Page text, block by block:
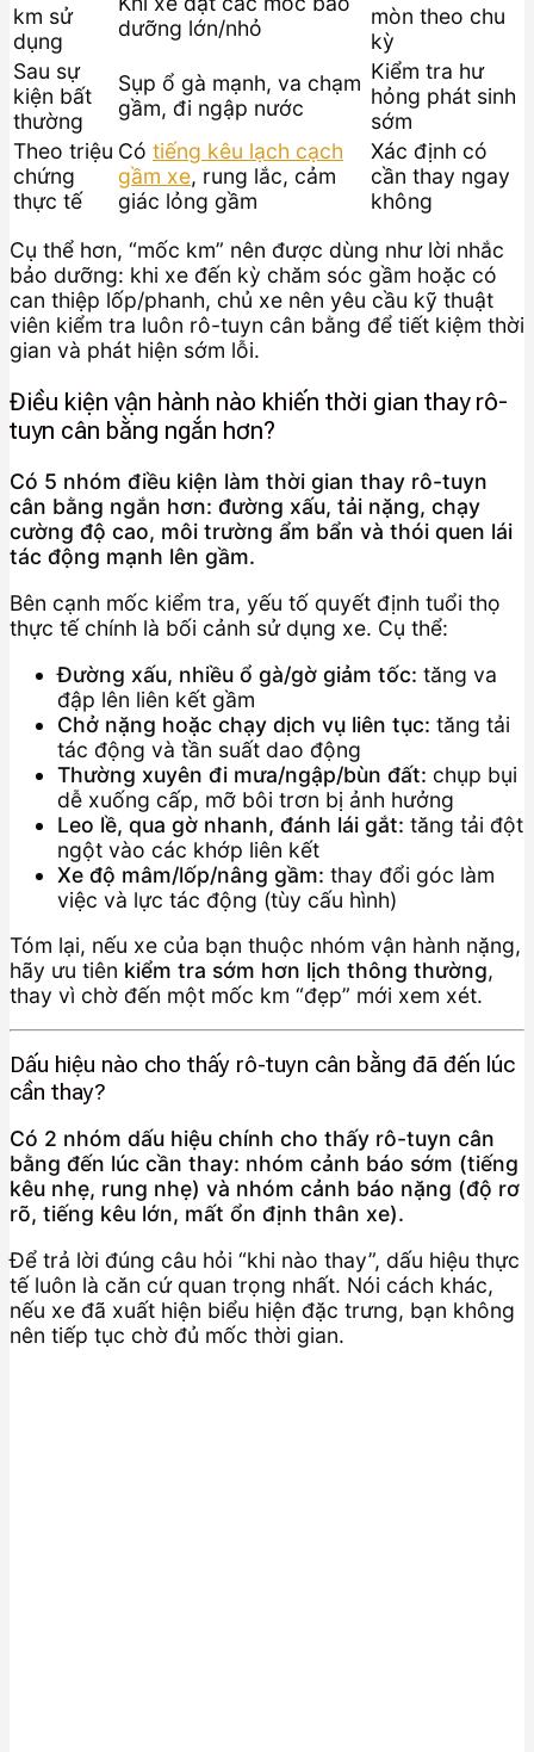
km sử
dụng
dưỡng lớn/nhỏ
mòn theo chu
kỳ
Sau sự
kiện bất
thường
Sụp ổ gà mạnh, va chạm
gầm, đi ngập nước
Kiểm tra hư
hỏng phát sinh
sớm
Theo triệu
chứng
thực tế
Có tiếng kêu lạch cạch
gầm xe, rung lắc, cảm
giác lỏng gầm
Xác định có
cần thay ngay
không
Cụ thể hơn, “mốc km” nên được dùng như lời nhắc
bảo dưỡng: khi xe đến kỳ chăm sóc gầm hoặc có
can thiệp lốp/phanh, chủ xe nên yêu cầu kỹ thuật
viên kiểm tra luôn rô-tuyn cân bằng để tiết kiệm thời
gian và phát hiện sớm lỗi.
Điều kiện vận hành nào khiến thời gian thay rô-
tuyn cân bằng ngắn hơn?
Có 5 nhóm điều kiện làm thời gian thay rô-tuyn
cân bằng ngắn hơn: đường xấu, tải nặng, chạy
cường độ cao, môi trường ẩm bẩn và thói quen lái
tác động mạnh lên gầm.
Bên cạnh mốc kiểm tra, yếu tố quyết định tuổi thọ
thực tế chính là bối cảnh sử dụng xe. Cụ thể:
Đường xấu, nhiều ổ gà/gờ giảm tốc: tăng va
đập lên liên kết gầm
Chở nặng hoặc chạy dịch vụ liên tục: tăng tải
tác động và tần suất dao động
Thường xuyên đi mưa/ngập/bùn đất: chụp bụi
dễ xuống cấp, mỡ bôi trơn bị ảnh hưởng
Leo lề, qua gờ nhanh, đánh lái gắt: tăng tải đột
ngột vào các khớp liên kết
Xe độ mâm/lốp/nâng gầm: thay đổi góc làm
việc và lực tác động (tùy cấu hình)
Tóm lại, nếu xe của bạn thuộc nhóm vận hành nặng,
hãy ưu tiên kiểm tra sớm hơn lịch thông thường,
thay vì chờ đến một mốc km “đẹp” mới xem xét.
Dấu hiệu nào cho thấy rô-tuyn cân bằng đã đến lúc
cần thay?
Có 2 nhóm dấu hiệu chính cho thấy rô-tuyn cân
bằng đến lúc cần thay: nhóm cảnh báo sớm (tiếng
kêu nhẹ, rung nhẹ) và nhóm cảnh báo nặng (độ rơ
rõ, tiếng kêu lớn, mất ổn định thân xe).
Để trả lời đúng câu hỏi “khi nào thay”, dấu hiệu thực
tế luôn là căn cứ quan trọng nhất. Nói cách khác,
nếu xe đã xuất hiện biểu hiện đặc trưng, bạn không
nên tiếp tục chờ đủ mốc thời gian.